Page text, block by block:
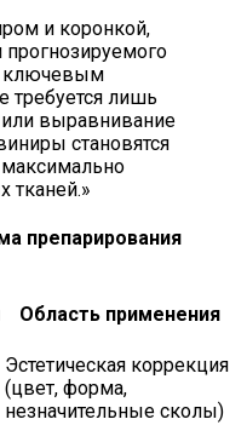
и коронкой,
прогнозируемого
ключевым
требуется лишь
выравнивание
становятся
тканей.»
препарирования
Область применения
Эстетическая коррекция
(цвет, форма,
незначительные сколы)